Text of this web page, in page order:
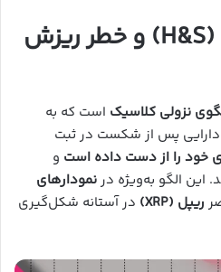
الگوی سر و شانه (H&S) و خطر ریزش
نزولی کلاسیک است که به
پس از شکست در ثبت
را از دست داده است و
این الگو به‌ویژه درنمودارهای
ریپل (XRP)
در آستانه شکل‌گیری